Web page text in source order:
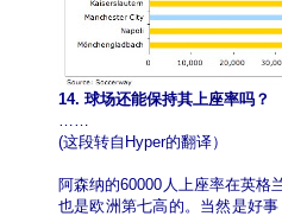
14. 球场还能保持其上座率吗？
(这段转自Hyper的翻译）
阿森纳的60000人上座率在英格
也是欧洲第七高的。当然是好